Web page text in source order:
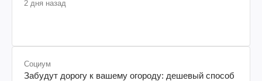
2 дня назад
Социум
Забудут дорогу к вашему огороду: дешевый способ